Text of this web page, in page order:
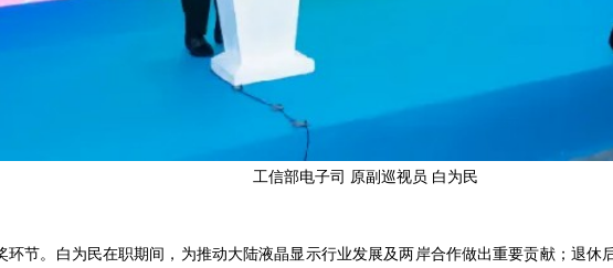
工信部电子司 原副巡视员 白为民
节。白为民在职期间，为推动大陆液晶显示行业发展及两岸合作做出重要贡献；退